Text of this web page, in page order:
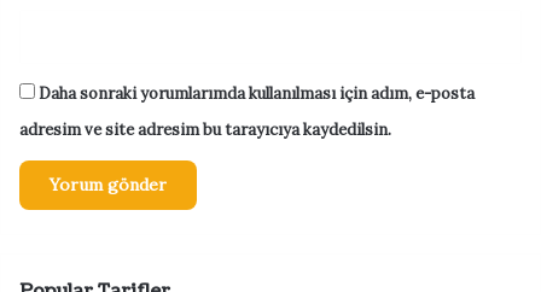
Daha sonraki yorumlarımda kullanılması için adım, e-posta
adresim ve site adresim bu tarayıcıya kaydedilsin.